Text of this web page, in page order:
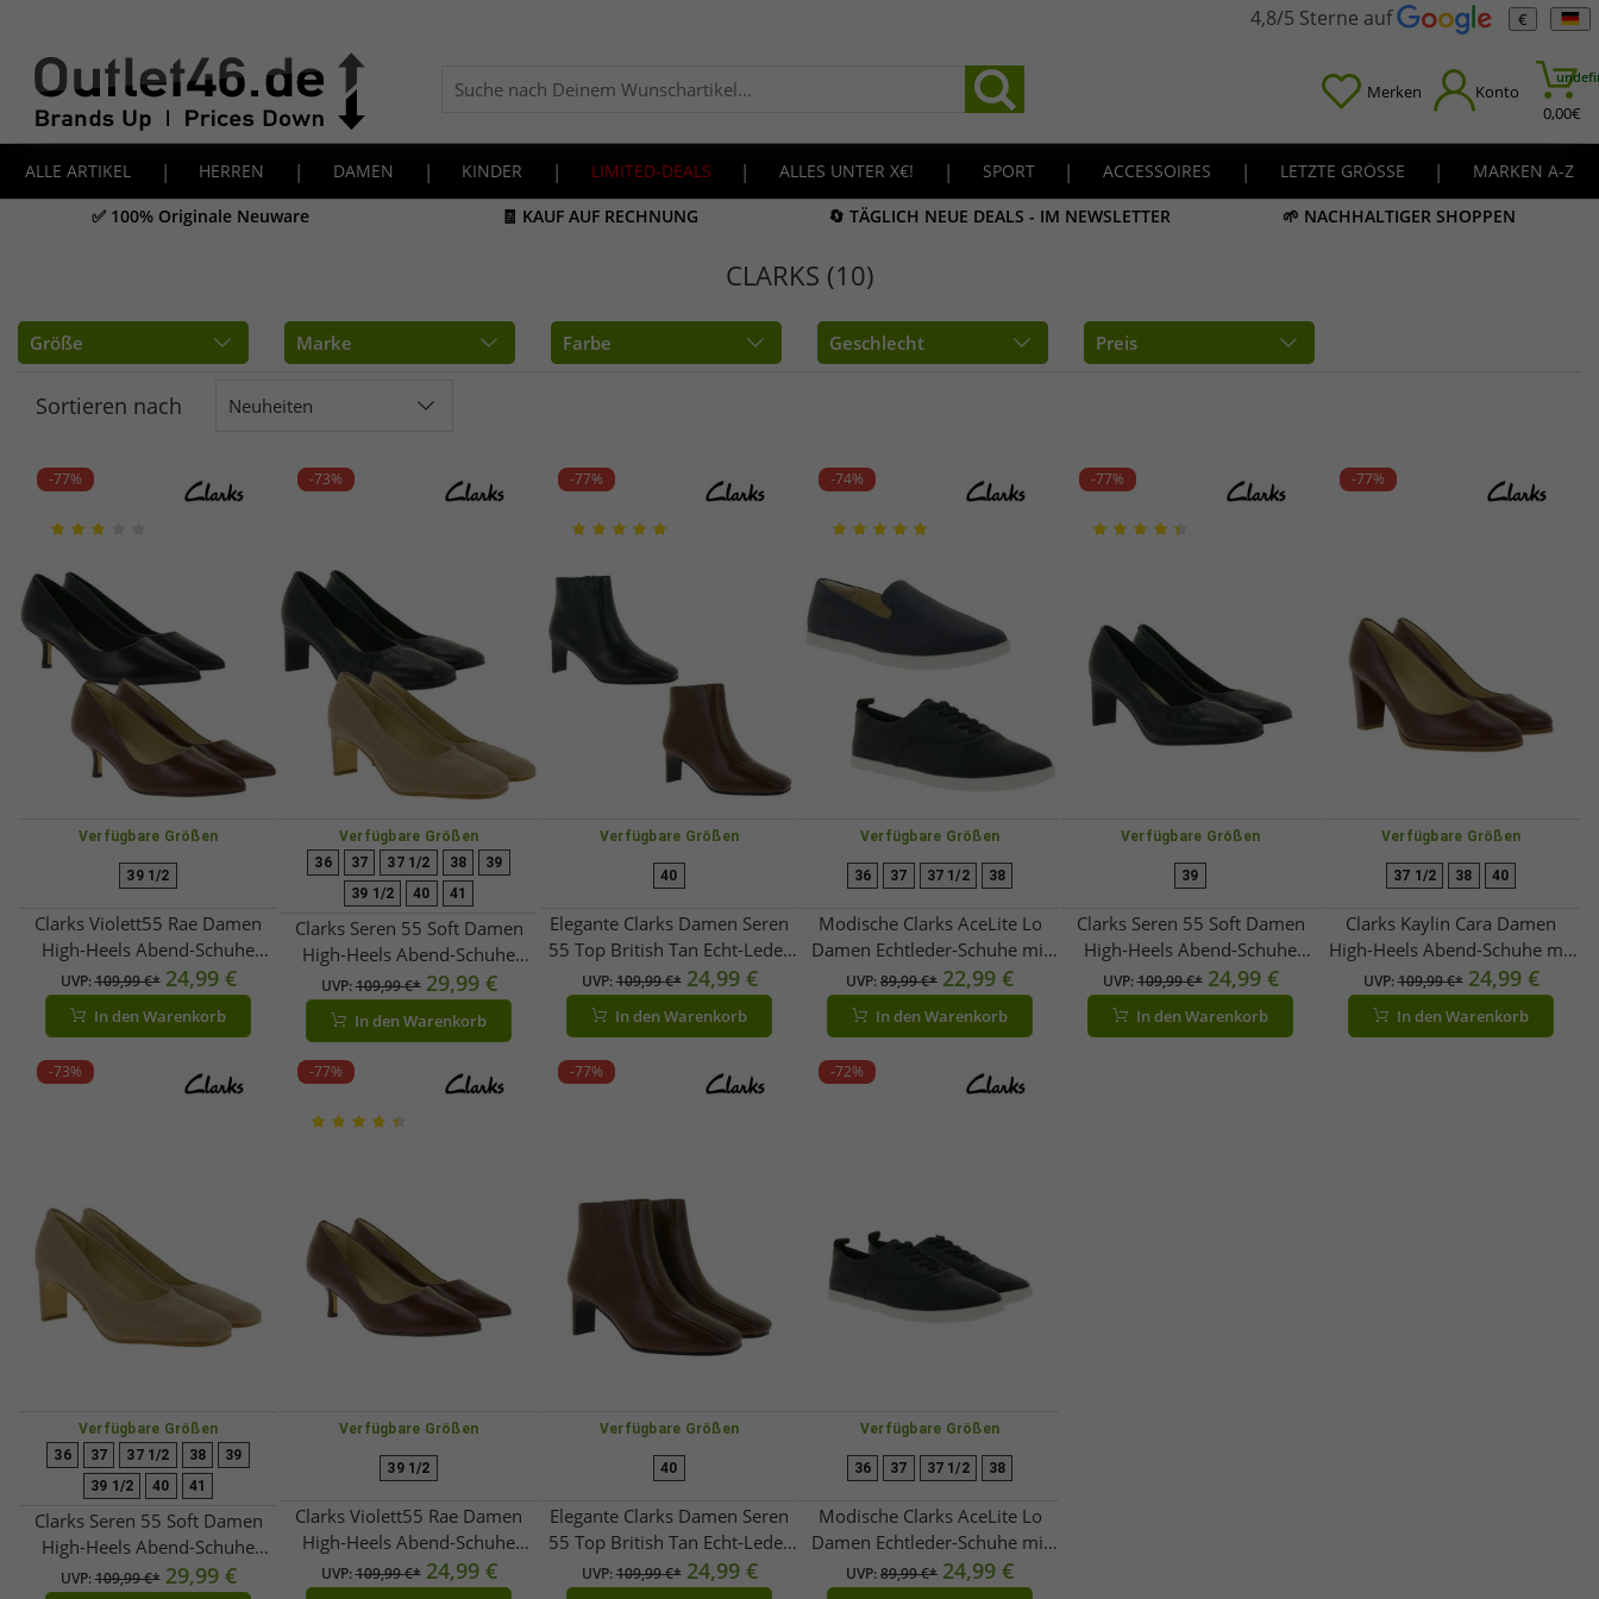
4,8/5 Sterne auf €
Merken Konto
0,00€
ALLE ARTIKEL | HERREN | DAMEN | KINDER | LIMITED-DEALS | ALLES UNTER X€! | SPORT | ACCESSOIRES | LETZTE GRÖSSE |
MARKEN A-Z
✅ 100% Originale Neuware
🧾 KAUF AUF RECHNUNG 🔄 TÄGLICH NEUE DEALS - IM NEWSLETTER 🌱 NACHHALTIGER SHOPPEN
CLARKS (10)
Größe Marke Farbe Geschlecht Preis
Sortieren nach Neuheiten
-77%
Verfügbare Größen
39 1/2
Clarks Violett55 Rae Damen
High-Heels Abend-Schuhe
Echtleder-Schuhe Pumps
2616744 Schwarz oder Braun
UVP:109,99 €* 24,99 €
In den Warenkorb
-73%
Verfügbare Größen
36
37 37 1/2 38
39
39 1/2
40 41
Clarks Seren 55 Soft Damen
High-Heels Abend-Schuhe
Echtleder-Schuhe Pumps
261669 Schwarz oder Beige
UVP:109,99 €* 29,99 €
In den Warenkorb
-77%
Verfügbare Größen
40
Elegante Clarks Damen Seren
55 Top British Tan Echt-Leder
Absatz-Stiefelette – Klassischer
Ankle-Boot 2616694 Cognac-
Braun oder Schwarz
UVP:109,99 €* 24,99 €
In den Warenkorb
-74%
Verfügbare Größen
36 37 37 1/2 38
Modische Clarks AceLite Lo
Damen Echtleder-Schuhe mit
herausnehmbarer Sohle
Slipper oder Schnür-Schuhe
Schwarz oder Navy
UVP:89,99 €* 22,99 €
In den Warenkorb
-77%
Verfügbare Größen
39
Clarks Seren 55 Soft Damen
High-Heels Abend-Schuhe
Echtleder-Schuhe Pumps
26166952 Schwarz
UVP:109,99 €* 24,99 €
In den Warenkorb
-77%
Verfügbare Größen
37 1/2 38 40
Clarks Kaylin Cara Damen
High-Heels Abend-Schuhe mit
Absatz Echtleder-Schuhe Slip-
On Pumps 26167441 Cognac-
Braun
UVP:109,99 €* 24,99 €
In den Warenkorb
-73%
Verfügbare Größen
36
37 37 1/2 38
39
39 1/2
40 41
Clarks Seren 55 Soft Damen
High-Heels Abend-Schuhe
Echtleder-Schuhe Pumps
UVP:109,99 €* 29,99 €
-77%
Verfügbare Größen
39 1/2
Clarks Violett55 Rae Damen
High-Heels Abend-Schuhe
Echtleder-Schuhe Pumps
26167442 Weinrot
UVP:109,99 €* 24,99 €
-77%
Verfügbare Größen
40
Elegante Clarks Damen Seren
55 Top British Tan Echt-Leder
Absatz-Stiefelette – Klassischer
Ankle-Boot 26166940 Cognac-
UVP:109,99 €* 24,99 €
-72%
Verfügbare Größen
36 37 37 1/2 38
Modische Clarks AceLite Lo
Damen Echtleder-Schuhe mit
herausnehmbarer Sohle
Schnür-Schuhe 26167494
UVP:89,99 €* 24,99 €